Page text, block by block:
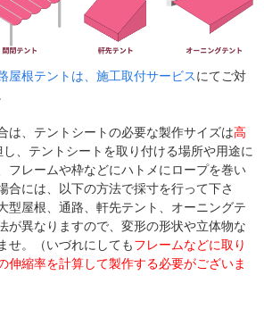
屋根テントは、施工取付サービスにてご対
は、テントシートの必要な製作サイズは高
し、テントシートを取り付ける場所や用途に
フレームや枠などにハトメにロープを巻い
合には、以下の方法で採寸を行って下さ
型屋根、通路、軒先テント、オーニングテ
が異なりますので、変形の形状や立体物な
せ。（いづれにしてもフレームなどに取り
伸縮率を計算して製作する必要がございま